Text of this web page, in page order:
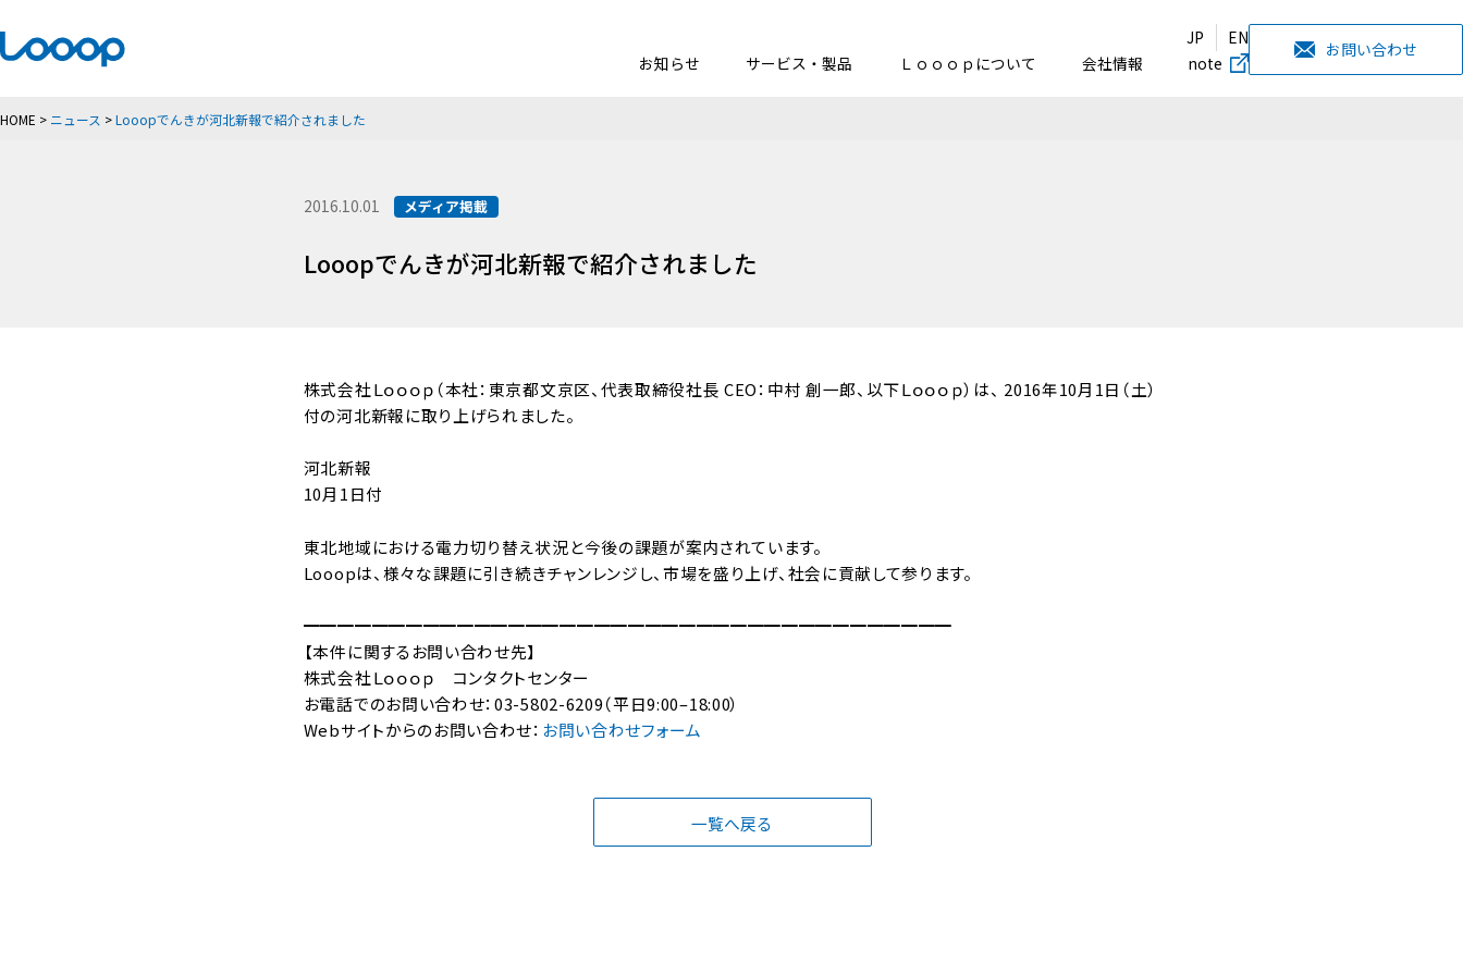
JP
EN
お知らせ
サービス・製品 Ｌｏｏｏｐについて 会社情報 note
お問い合わせ
HOME > ニュース >Looopでんきが河北新報で紹介されました
2016.10.01 メディア掲載
Looopでんきが河北新報で紹介されました
株式会社Ｌｏｏｏｐ（本社：東京都文京区、代表取締役社長 CEO：中村 創一郎、以下Ｌｏｏｏｐ）は、 2016年10月1日（土）
付の河北新報に取り上げられました。
河北新報
10月1日付
東北地域における電力切り替え状況と今後の課題が案内されています。
Looopは、様々な課題に引き続きチャンレンジし、市場を盛り上げ、社会に貢献して参ります。
━━━━━━━━━━━━━━━━━━━━━━━━━━━━━━━━━━━━━━
【本件に関するお問い合わせ先】
株式会社Ｌｏｏｏｐ コンタクトセンター
お電話でのお問い合わせ：03-5802-6209（平日9:00–18:00）
Webサイトからのお問い合わせ： お問い合わせフォーム
一覧へ戻る